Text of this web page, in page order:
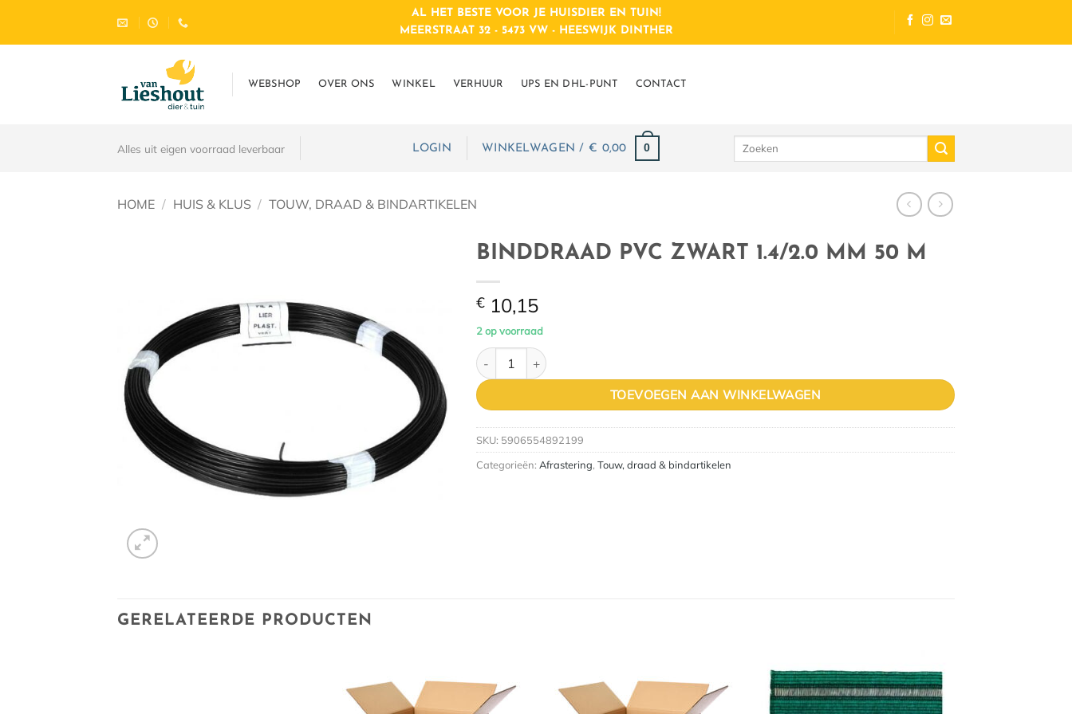
inhoud
AL HET BESTE VOOR JE HUISDIER EN TUIN!
MEERSTRAAT 32 - 5473 VW - HEESWIJK DINTHER
WEBSHOP OVER ONS WINKEL VERHUUR UPS EN DHL-PUNT CONTACT
Alles uit eigen voorraad leverbaar LOGIN WINKELWAGEN / € 0,00 0
Zoeken
HOME / HUIS & KLUS / TOUW, DRAAD & BINDARTIKELEN
BINDDRAAD PVC ZWART 1.4/2.0 MM 50 M
€ 10,15
2 op voorraad
BINDDRAAD PVC ZWART 1.4/2.0 MM 50 M aantal
TOEVOEGEN AAN WINKELWAGEN
SKU: 5906554892199
Categorieën: Afrastering, Touw, draad & bindartikelen
GERELATEERDE PRODUCTEN